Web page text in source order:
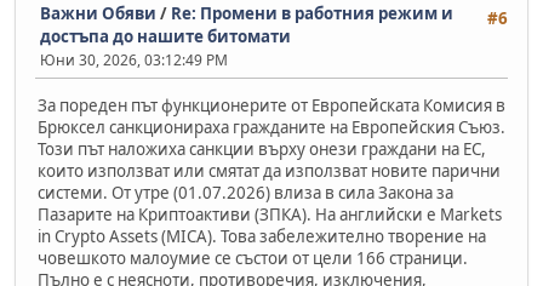
#6
Важни Обяви / Re: Промени в работния режим и
достъпа до нашите битомати
Юни 30, 2026, 03:12:49 PM
За пореден път функционерите от Европейската Комисия в
Брюксел санкционираха гражданите на Европейския Съюз.
Този път наложиха санкции върху онези граждани на ЕС,
които използват или смятат да използват новите парични
системи. От утре (01.07.2026) влиза в сила Закона за
Пазарите на Криптоактиви (ЗПКА). На английски е Markets
in Crypto Assets (MICA). Това забележително творение на
човешкото малоумие се състои от цели 166 страници.
Пълно е с неясноти, противоречия, изключения,